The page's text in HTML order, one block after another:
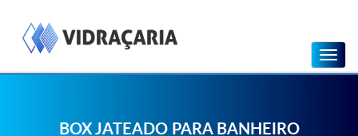
BOX JATEADO PARA BANHEIRO
Menu